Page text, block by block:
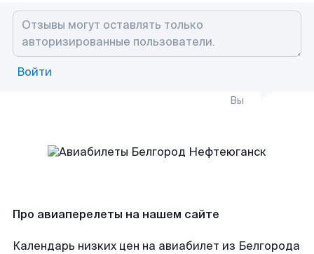
Войти
Вы
Про авиаперелеты на нашем сайте
Календарь низких цен на авиабилет из Белгорода